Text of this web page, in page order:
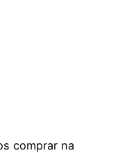
comprar na